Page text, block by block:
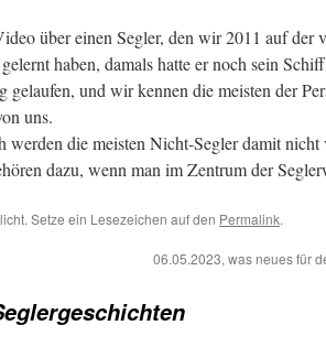
über einen Segler, den wir 2011 auf der
haben, damals hatte er noch sein
und wir kennen die meisten der
uns.
die meisten Nicht-Segler damit nicht
dazu, wenn man im Zentrum der
Setze ein Lesezeichen auf den Permalink.
06.05.2023, was neues für